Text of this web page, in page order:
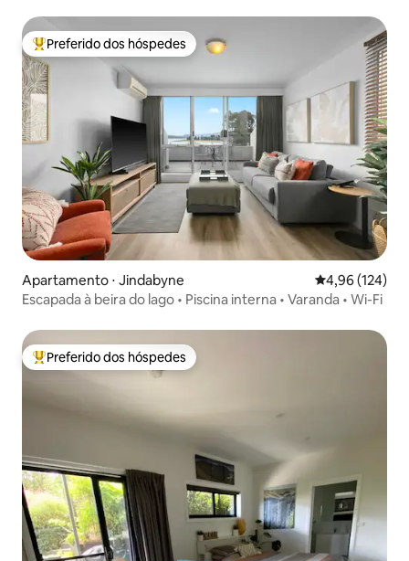
Entre os melhores preferidos dos hóspedes
Preferido dos hóspedes
Apartamento ⋅ Jindabyne 4,96 de uma
4,96 (124)
Escapada à beira do lago • Piscina interna • Varanda • Wi-Fi
Entre os melhores preferidos dos hóspedes
Preferido dos hóspedes